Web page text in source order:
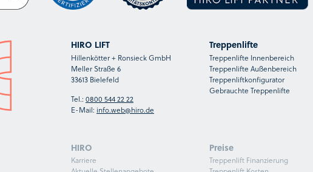
HIRO LIFT
Hillenkötter + Ronsieck GmbH
Meller Straße 6
33613 Bielefeld
Tel.: 0800 544 22 22
E-Mail: info.web@hiro.de
Treppenlifte
Treppenlifte Innenbereich
Treppenlifte Außenbereich
Treppenliftkonfigurator
Gebrauchte Treppenlifte
HIRO
Karriere
Preise
Treppenlift Finanzierung